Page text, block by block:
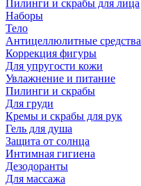
Пилинги и скрабы для лица
Наборы
Тело
Антицеллюлитные средства
Коррекция фигуры
Для упругости кожи
Увлажнение и питание
Пилинги и скрабы
Для груди
Кремы и скрабы для рук
Гель для душа
Защита от солнца
Интимная гигиена
Дезодоранты
Для массажа